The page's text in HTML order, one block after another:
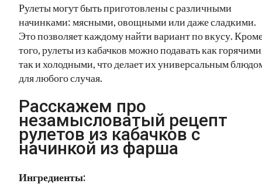
Рулеты могут быть приготовлены с различными
начинками: мясными, овощными или даже сладкими.
Это позволяет каждому найти вариант по вкусу.
того, рулеты из кабачков можно подавать как
так и холодными, что делает их универсальным
для любого случая.
Расскажем про
незамысловатый рецепт
рулетов из кабачков с
начинкой из фарша
Ингредиенты: